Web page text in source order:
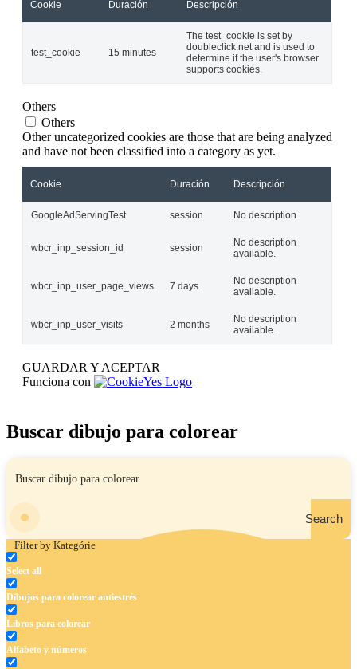
Cookie Duración Descripción
test_cookie 15 minutes
The test_cookie is set by
doubleclick.net and is used to
determine if the user's browser
supports cookies.
Others
Others
Other uncategorized cookies are those that are being analyzed
and have not been classified into a category as yet.
Cookie Duración Descripción
GoogleAdServingTest session No description
wbcr_inp_session_id session
No description
available.
wbcr_inp_user_page_views 7 days
No description
available.
wbcr_inp_user_visits 2 months
No description
available.
GUARDAR Y ACEPTAR
Funciona con
Buscar dibujo para colorear
Search
Filter by Kategórie
Select all
Dibujos para colorear antiestrés
Libros para colorear
Alfabeto y números